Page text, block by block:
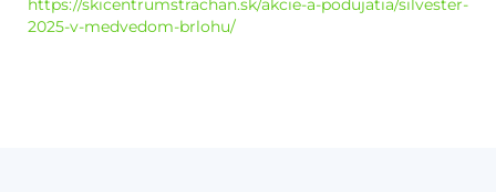
https://skicentrumstrachan.sk/akcie-a-podujatia/silvester-
2025-v-medvedom-brlohu/